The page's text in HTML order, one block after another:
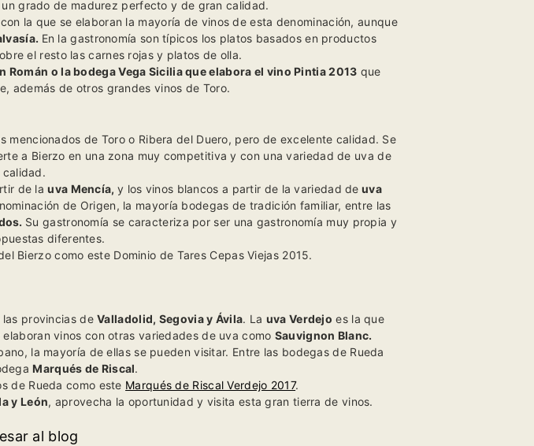
grado de madurez perfecto y de gran calidad.
la que se elaboran la mayoría de vinos de esta denominación, aunque
En la gastronomía son típicos los platos basados en productos
el resto las carnes rojas y platos de olla.
Román o la bodega Vega Sicilia que elabora el vino Pintia 2013 que
además de otros grandes vinos de Toro.
de Toro o Ribera del Duero, pero de excelente calidad. Se
a Bierzo en una zona muy competitiva y con una variedad de uva de
calidad.
de la uva Mencía, y los vinos blancos a partir de la variedad de uva
de Origen, la mayoría bodegas de tradición familiar, entre las
Su gastronomía se caracteriza por ser una gastronomía muy propia y
diferentes.
Bierzo como este Dominio de Tares Cepas Viejas 2015.
las provincias deValladolid, Segovia y Ávila. La uva Verdejo es la que
vinos con otras variedades de uva como Sauvignon Blanc.
la mayoría de ellas se pueden visitar. Entre las bodegas de Rueda
Marqués de Riscal.
de Rueda como este Marqués de Riscal Verdejo 2017.
y León, aprovecha la oportunidad y visita esta gran tierra de vinos.
al blog